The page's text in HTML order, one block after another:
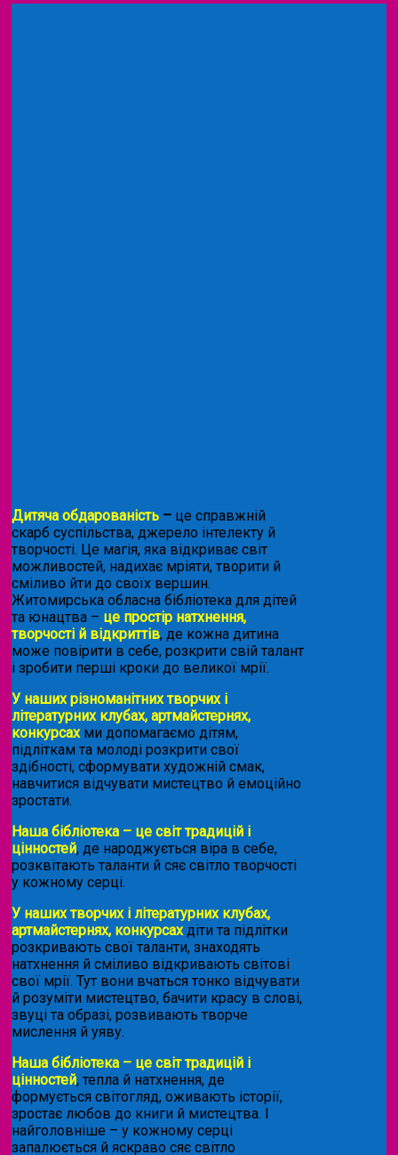
Дитяча обдарованість – це справжній
скарб суспільства, джерело інтелекту й
творчості. Це магія, яка відкриває світ
можливостей, надихає мріяти, творити й
сміливо йти до своїх вершин.
Житомирська обласна бібліотека для дітей
та юнацтва – це простір натхнення,
творчості й відкриттів, де кожна дитина
може повірити в себе, розкрити свій талант
і зробити перші кроки до великої мрії.
У наших різноманітних творчих і
літературних клубах, артмайстернях,
конкурсахми допомагаємо дітям,
підліткам та молоді розкрити свої
здібності, сформувати художній смак,
навчитися відчувати мистецтво й емоційно
зростати.
Наша бібліотека – це світ традицій і
цінностей, де народжується віра в себе,
розквітають таланти й сяє світло творчості
у кожному серці.
У наших творчих і літературних клубах,
артмайстернях, конкурсахдіти та підлітки
розкривають свої таланти, знаходять
натхнення й сміливо відкривають світові
свої мрії. Тут вони вчаться тонко відчувати
й розуміти мистецтво, бачити красу в слові,
звуці та образі, розвивають творче
мислення й уяву.
Наша бібліотека – це світ традицій і
цінностей, тепла й натхнення, де
формується світогляд, оживають історії,
зростає любов до книги й мистецтва. І
найголовніше – у кожному серці
запалюється й яскраво сяє світло